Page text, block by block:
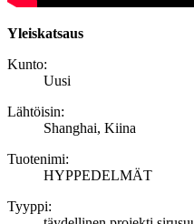
Yleiskatsaus
Kunto:
Uusi
Lähtöisin:
Shanghai, Kiina
Tuotenimi:
HYPPEDELMÄT
Tyyppi: